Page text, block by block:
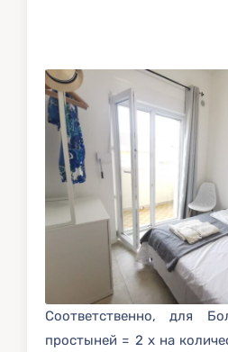
Соответственно, для
простыней = 2 х на